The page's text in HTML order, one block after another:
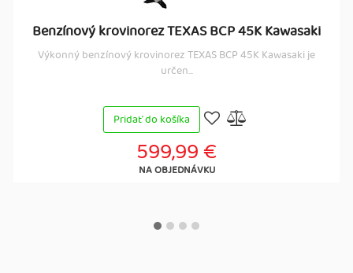
Benzínový krovinorez TEXAS BCP 45K Kawasaki
Výkonný benzínový krovinorez TEXAS BCP 45K Kawasaki je
určen...
Pridať do košíka
599,99 €
NA OBJEDNÁVKU